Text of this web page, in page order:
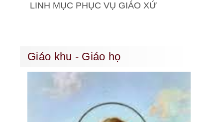
LINH MỤC PHỤC VỤ GIÁO XỨ
Giáo khu - Giáo họ